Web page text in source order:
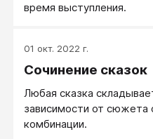
время выступления.
01 окт. 2022 г.
Сочинение сказок
Любая сказка
зависимости от сюжета
комбинации.